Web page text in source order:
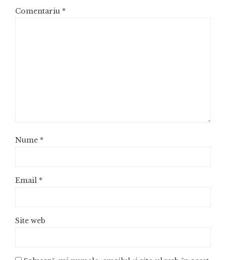
Comentariu *
Nume *
Email *
Site web